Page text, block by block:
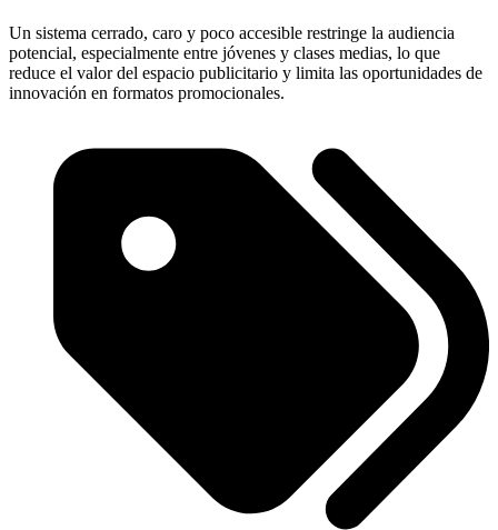
Un sistema cerrado, caro y poco accesible restringe la audiencia
potencial, especialmente entre jóvenes y clases medias, lo que
reduce el valor del espacio publicitario y limita las oportunidades de
innovación en formatos promocionales.